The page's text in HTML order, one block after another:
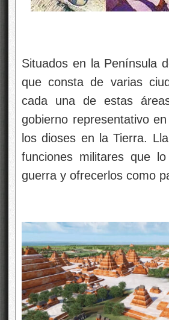
Situados en la Península
que consta de varias
cada una de estas
gobierno representativo
los dioses en la Tierra.
funciones militares que
guerra y ofrecerlos como